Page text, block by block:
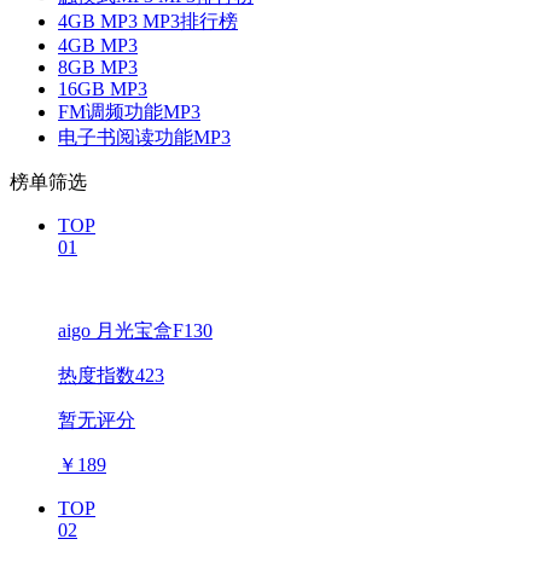
4GB MP3 MP3排行榜
4GB MP3
8GB MP3
16GB MP3
FM调频功能MP3
电子书阅读功能MP3
榜单筛选
TOP
01
aigo 月光宝盒F130
热度指数423
暂无评分
￥ 189
TOP
02